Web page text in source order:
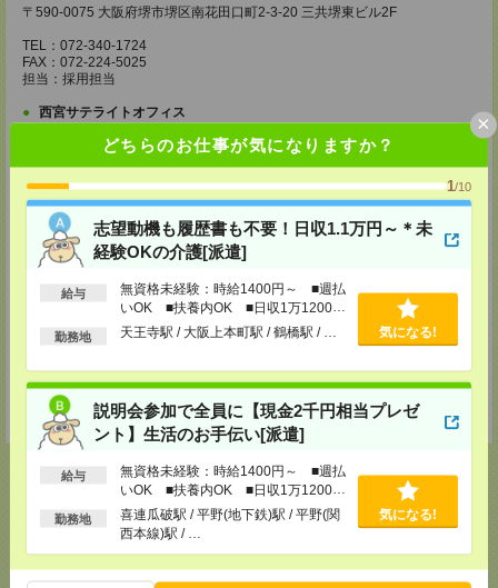
どちらのお仕事が気になりますか？
1/10
志望動機も履歴書も不要！日収1.1万円～＊未
経験OKの介護[派遣]
給与
無資格未経験：時給1400円～ ■週払
いOK ■扶養内OK ■日収1万1200円
以上
勤務地 天王寺駅 / 大阪上本町駅 / 鶴橋駅 / … 気になる!
説明会参加で全員に【現金2千円相当プレゼ
ント】生活のお手伝い[派遣]
給与
無資格未経験：時給1400円～ ■週払
いOK ■扶養内OK ■日収1万1200円
以上
勤務地
喜連瓜破駅 / 平野(地下鉄)駅 / 平野(関
西本線)駅 / …
気になる!
×
〒590-0075 大阪府堺市堺区南花田口町2-3-20 三共堺東ビル2F
TEL：072-340-1724
FAX：072-224-5025
担当：採用担当
西宮サテライトオフィス
〒662-0918 兵庫県西宮市六湛寺町9番8号 市役所前ビル5F
TEL：0798-38-5901
FAX：0798-38-5905
担当：採用担当
和歌山サテライトオフィス
〒640-8154 和歌山県和歌山市六番丁5 和歌山六番丁801ビル5F
TEL：073-436-9765
FAX：073-423-8405
兵庫県神戸市中央区小野柄通4-1-22 アーバンエース三宮ビル9F
TEL：078-222-8435
担当：採用担当